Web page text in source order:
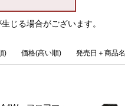
じる場合がございます。
) 価格(高い順) 発売日＋商品名